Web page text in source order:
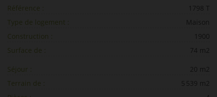
Référence :
1798 T
Type de logement :
Maison
Construction :
1900
Surface de :
74 m2
Séjour :
20 m2
Terrain de :
5 539 m2